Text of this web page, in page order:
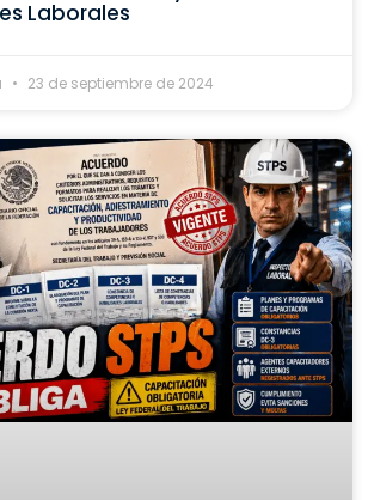
Laborales
23 de septiembre de 2024